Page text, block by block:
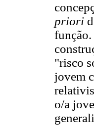
priori
função.
"risco
jovem
o/a